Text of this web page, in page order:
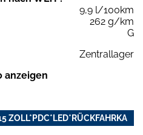
9,9 l/100km
262 g/km
G
Zentrallager
anzeigen
ZOLL*PDC*LED*RÜCKFAHRKA